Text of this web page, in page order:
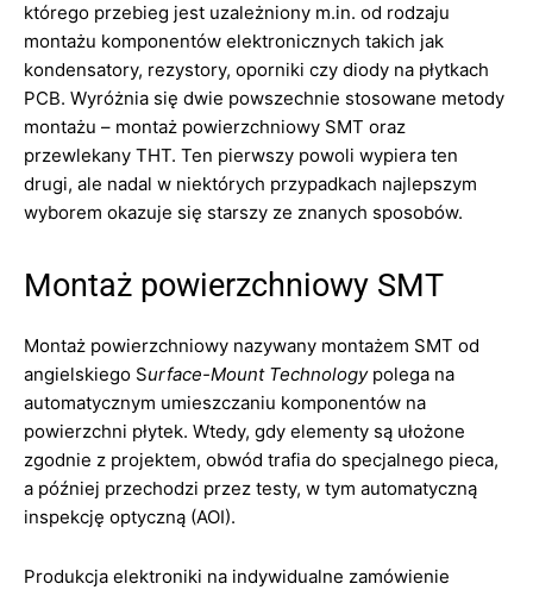
którego przebieg jest uzależniony m.in. od rodzaju
montażu komponentów elektronicznych takich jak
kondensatory, rezystory, oporniki czy diody na płytkach
PCB. Wyróżnia się dwie powszechnie stosowane metody
montażu – montaż powierzchniowy SMT oraz
przewlekany THT. Ten pierwszy powoli wypiera ten
drugi, ale nadal w niektórych przypadkach najlepszym
wyborem okazuje się starszy ze znanych sposobów.
Montaż powierzchniowy SMT
Montaż powierzchniowy nazywany montażem SMT od
angielskiego Surface-Mount Technology polega na
automatycznym umieszczaniu komponentów na
powierzchni płytek. Wtedy, gdy elementy są ułożone
zgodnie z projektem, obwód trafia do specjalnego pieca,
a później przechodzi przez testy, w tym automatyczną
inspekcję optyczną (AOI).
Produkcja elektroniki na indywidualne zamówienie